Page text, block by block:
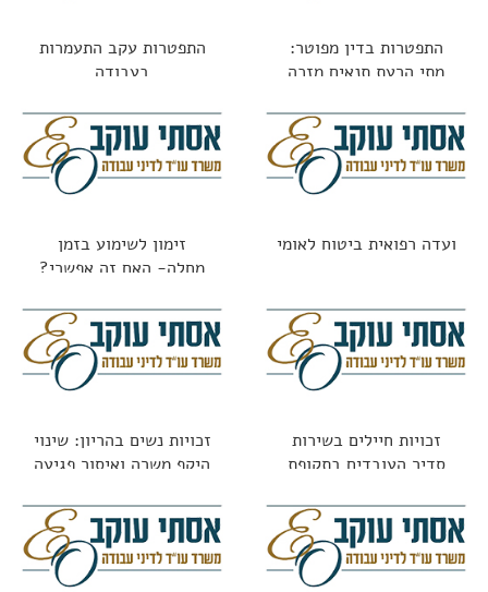
התפטרות בדין מפוטר:
מתי הרעת תנאים מזכה
התפטרות עקב התעמרות
בעבודה
ועדה רפואית ביטוח לאומי
זימון לשימוע בזמן
מחלה- האם זה אפשרי?
זכויות חיילים בשירות
סדיר העובדים בתקופת
זכויות נשים בהריון: שינוי
היקף משרה ואיסור פגיעה